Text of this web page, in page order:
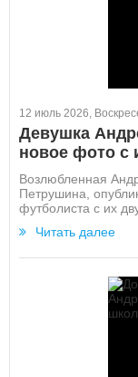
12 июль 2026,
Девушка
новое фото с
Возлюбленная
Петрушина,
футболиста с их
Читать далее